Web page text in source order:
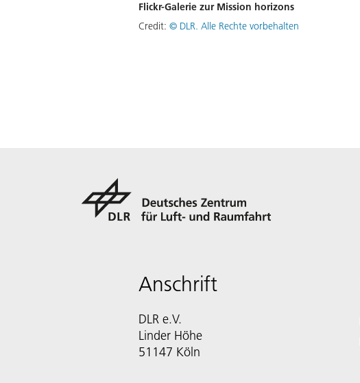
Flickr-Galerie zur Mission horizons
Credit: © DLR. Alle Rechte vorbehalten
Anschrift
DLR e.V.
Linder Höhe
51147 Köln